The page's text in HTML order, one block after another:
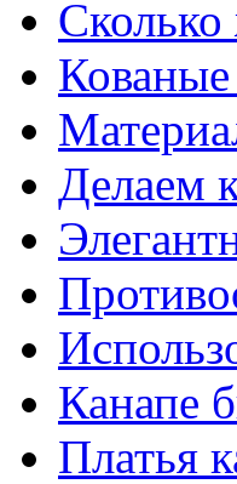
Делаем
Канапе
Платья